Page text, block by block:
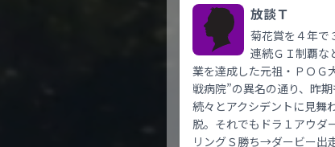
放談Ｔ
菊花賞を４年で
連続ＧＩ制覇な
業を達成した元祖・ＰＯＧ
戦病院”の異名の通り、昨
続々とアクシデントに見舞
脱。それでもドラ１アウダ
リングＳ勝ち→ダービー出